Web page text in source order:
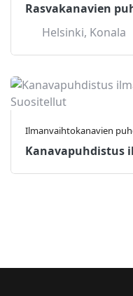
Rasvakanavien
Helsinki, Konala
Suositellut
Ilmanvaihtokanavien
Kanavapuhdistus